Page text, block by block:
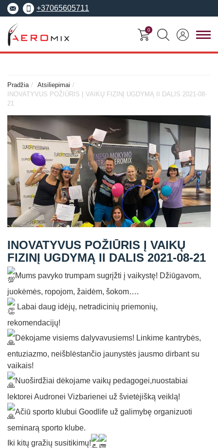
+37065605711
Europos fitneso mokykla
EREPS
Anatomy Trains
Fascia Movement
Dėstytojai
Straipsniai
Sėkmės istorijos
Atsiliepimai
Kontaktai
pradedantiesiems
Specializuoti seminarai
Anatomy Trains
Fascia Movement
Konvencijos
Pilates treneris
Grupinių
treneris
Fizinio rengimo
0
Pradžia
Atsiliepimai
INOVATYVUS POŽIŪRIS Į VAIKŲ FIZINĮ UGDYMĄ II DALIS 2021-08-
21
INOVATYVUS POŽIŪRIS Į VAIKŲ
FIZINĮ UGDYMĄ II DALIS 2021-08-21
Mums pavyko trumpam sugrįžti į vaikystę! Džiūgavom,
juokėmės, ropojom, žaidėm, šokom….
Labai daug idėjų, netradicinių priemonių,
rekomendacijų!
Dėkojame visiems dalyvavusiems! Linkime kantrybės,
entuziazmo, neišblėstančio jaunystės jausmo dirbant su
vaikais!
Nuoširdžiai dėkojame vaikų pedagogei,nuostabiai
lektorei Audronei Vizbarienei už švietėjišką veiklą!
Ačiū sporto klubui Goodlife už galimybę organizuoti
seminarą sporto klube.
Iki kitų gražių susitikimų!